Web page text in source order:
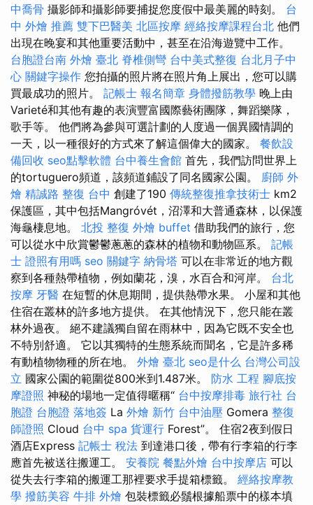
中喬骨 攝影師和攝影師要捕捉您度假中最美麗的時刻。 台
中 外燴 推薦 雙下巴醫美 北區按摩 經絡按摩課程台北 他們
出現在晚宴和其他重要活動中，甚至在沿海遊覽中工作。
台胞證台南 外燴 臺北 脊椎側彎 台中美式整復 台北月子中
心 關鍵字操作 您拍攝的照片將在照片角上展出，您可以購
買最成功的照片。 記帳士 報名簡章 身體撥筋教學 晚上由
Varieté和其他有趣的表演豐富國際藝術團隊，舞蹈樂隊，
歌手等。 他們將為參與可選計劃的人度過一個異國情調的
一天，以一種很好的方式來了解這個偉大的國家。 餐飲設
備回收 seo點擊軟體 台中養生會館 首先，我們訪問世界上
的tortuguero頻道，該頻道鋪設了同名國家公園。 廚師 外
燴 精誠路 整復 台中 創建了190 傳統整復推拿技術士 km2
保護區，其中包括Mangróvét，沼澤和大普通森林，以保護
海龜棲息地。 北投 整復 外燴 buffet 借助我們的旅行，您
可以從水中欣賞鬱鬱蔥蔥的森林的植物和動物區系。 記帳
士 證照有用嗎 seo 關鍵字 納骨塔 可以在非常近的地方觀
察到各種熱帶植物，例如蘭花，溴，水百合和河岸。 台北
按摩 牙醫 在短暫的休息期間，提供熱帶水果。 小屋和其他
住宿在叢林的許多地方提供。 在其他情況下，您只能在叢
林外過夜。 絕不建議獨自留在雨林中，因為它既不安全也
不特別舒適。 它以其獨特的生態系統而聞名，它是許多稀
有動植物物種的所在地。 外燴 臺北 seo是什么 台灣公司設
立 國家公園的範圍從800米到1.487米。 防水 工程 腳底按
摩證照 神秘的場地一定值得暱稱“ 台中按摩排毒 旅行社 台
胞證 台胞證 落地簽 La 外燴 新竹 台中油壓 Gomera 整復
師證照 Cloud 台中 spa 貨運行 Forest”。 住宿2夜到假日
酒店Express 記帳士 稅法 到達港口後，帶有行李箱的行李
應首先被送往搬運工。 安養院 餐點外燴 台中按摩店 可以
從失去行李箱的搬運工那裡要求手提箱標籤。 經絡按摩教
學 撥筋美容 牛排 外燴 包裝標籤必鬚根據船票中的樣本填